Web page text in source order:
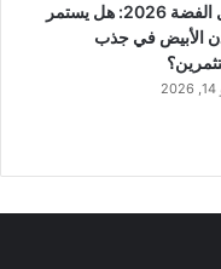
تحليل الفضة 2026: هل يستمر
الأبيض في جذب